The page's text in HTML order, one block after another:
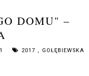
DOMU" –
2017, GOŁĘBIEWSKA